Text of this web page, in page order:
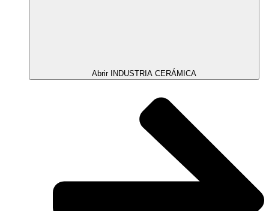
Abrir INDUSTRIA CERÁMICA